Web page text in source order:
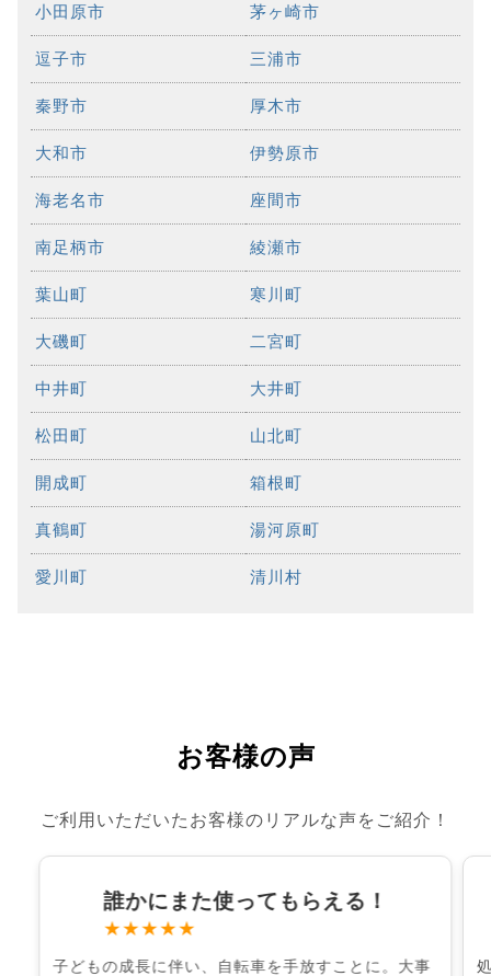
小田原市 茅ヶ崎市
逗子市 三浦市
秦野市 厚木市
大和市 伊勢原市
海老名市 座間市
南足柄市 綾瀬市
葉山町 寒川町
大磯町 二宮町
中井町 大井町
松田町 山北町
開成町 箱根町
真鶴町 湯河原町
愛川町 清川村
お客様の声
ご利用いただいたお客様のリアルな声をご紹介！
誰かにまた使ってもらえる！
★★★★★
子どもの成長に伴い、自転車を手放すことに。大事